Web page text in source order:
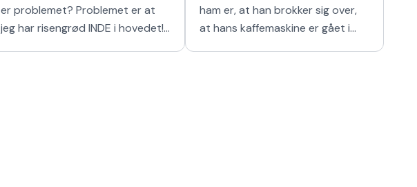
er problemet? Problemet er at
jeg har risengrød INDE i hovedet!
ham er, at han brokker sig over,
at hans kaffemaskine er gået i